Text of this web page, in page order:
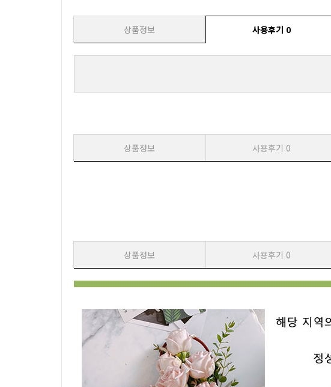
상품정보 사용후기 0
상품정보 사용후기 0
상품정보 사용후기 0